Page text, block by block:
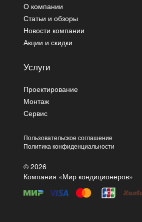
О компании
Статьи и обзоры
Новости компании
Акции и скидки
Услуги
Проектирование
Монтаж
Сервис
Пользовательское соглашение
Политика конфиденциальности
© 2026
Компания «Мир кондиционеров»